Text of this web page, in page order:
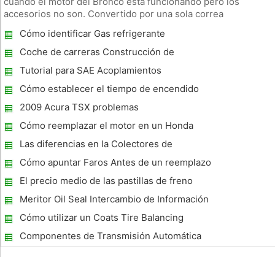
accesorios no son. Convertido por una sola correa
asistida, bomba de agua y el aire acondicionado se ven
afectados si la correa
Cómo identificar Gas refrigerante
Coche de carreras Construcción de
Escuelas
Tutorial para SAE Acoplamientos
Cómo establecer el tiempo de encendido
en un Honda Civic 99
2009 Acura TSX problemas
Cómo reemplazar el motor en un Honda
Accord
Las diferencias en la Colectores de
admisión 5.7 y 6.1
Cómo apuntar Faros Antes de un reemplazo
El precio medio de las pastillas de freno
Meritor Oil Seal Intercambio de Información
Cómo utilizar un Coats Tire Balancing
Machine
Componentes de Transmisión Automática